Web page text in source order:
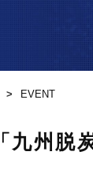
EVENT
「九州